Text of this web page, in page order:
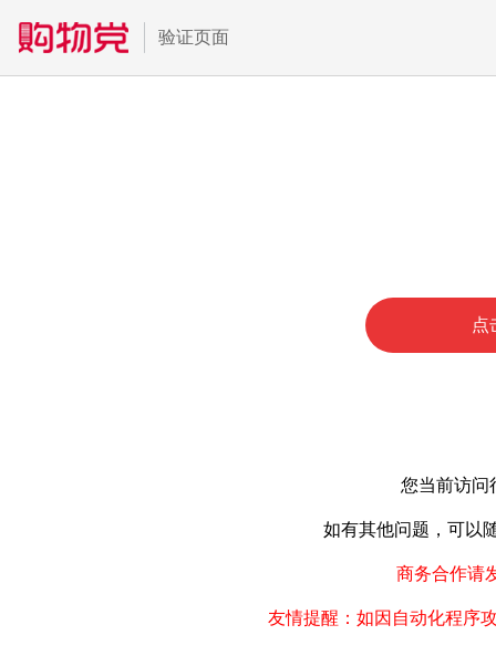
验证页面
点
您当前访问
如有其他问题，可以
商务合作请
友情提醒：如因自动化程序